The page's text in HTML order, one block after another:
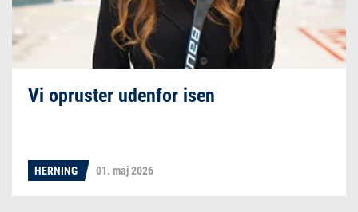
Vi opruster udenfor isen
HERNING 01. maj 2026